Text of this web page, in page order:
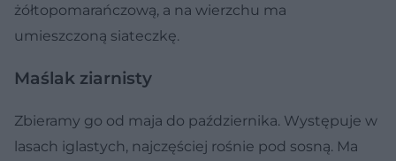
żółtopomarańczową, a na wierzchu ma
umieszczoną siateczkę.
Maślak ziarnisty
Zbieramy go od maja do października. Występuje w
lasach iglastych, najczęściej rośnie pod sosną. Ma